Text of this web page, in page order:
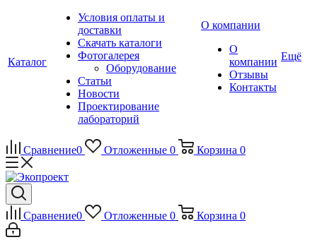
Каталог
Условия оплаты и
доставки
Скачать каталоги
Фотогалерея
Оборудование
Статьи
Новости
Проектирование
лабораторий
О компании
О
компании
Отзывы
Контакты
Ещё
Сравнение0 Отложенные 0 Корзина 0
Сравнение0 Отложенные 0 Корзина 0